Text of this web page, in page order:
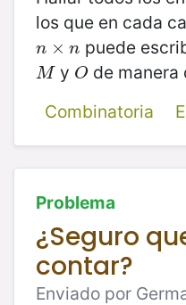
los que en cada
n × n
n×n puede
M
M y O
O de manera
Combinatoria
Problema
¿Seguro
contar?
Enviado por